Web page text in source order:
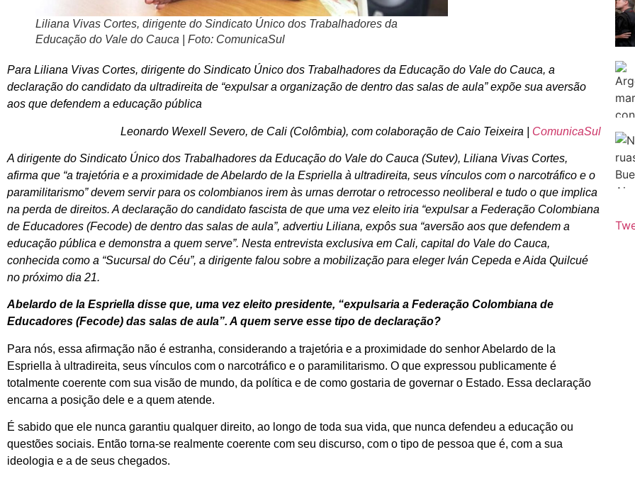
Liliana Vivas Cortes, dirigente do Sindicato Único dos Trabalhadores da
Educação do Vale do Cauca | Foto: ComunicaSul
Para Liliana Vivas Cortes, dirigente do Sindicato Único dos Trabalhadores da Educação do Vale do Cauca, a
declaração do candidato da ultradireita de “expulsar a organização de dentro das salas de aula” expõe sua aversão
aos que defendem a educação pública
Leonardo Wexell Severo, de Cali (Colômbia), com colaboração de Caio Teixeira | ComunicaSul
A dirigente do Sindicato Único dos Trabalhadores da Educação do Vale do Cauca (Sutev), Liliana Vivas Cortes,
afirma que “a trajetória e a proximidade de Abelardo de la Espriella à ultradireita, seus vínculos com o narcotráfico e o
paramilitarismo” devem servir para os colombianos irem às urnas derrotar o retrocesso neoliberal e tudo o que implica
na perda de direitos. A declaração do candidato fascista de que uma vez eleito iria “expulsar a Federação Colombiana
de Educadores (Fecode) de dentro das salas de aula”, advertiu Liliana, expôs sua “aversão aos que defendem a
educação pública e demonstra a quem serve”. Nesta entrevista exclusiva em Cali, capital do Vale do Cauca,
conhecida como a “Sucursal do Céu”, a dirigente falou sobre a mobilização para eleger Iván Cepeda e Aida Quilcué
no próximo dia 21.
Abelardo de la Espriella disse que, uma vez eleito presidente, “expulsaria a Federação Colombiana de
Educadores (Fecode) das salas de aula”. A quem serve esse tipo de declaração?
Para nós, essa afirmação não é estranha, considerando a trajetória e a proximidade do senhor Abelardo de la
Espriella à ultradireita, seus vínculos com o narcotráfico e o paramilitarismo. O que expressou publicamente é
totalmente coerente com sua visão de mundo, da política e de como gostaria de governar o Estado. Essa declaração
encarna a posição dele e a quem atende.
É sabido que ele nunca garantiu qualquer direito, ao longo de toda sua vida, que nunca defendeu a educação ou
questões sociais. Então torna-se realmente coerente com seu discurso, com o tipo de pessoa que é, com a sua
ideologia e a de seus chegados.